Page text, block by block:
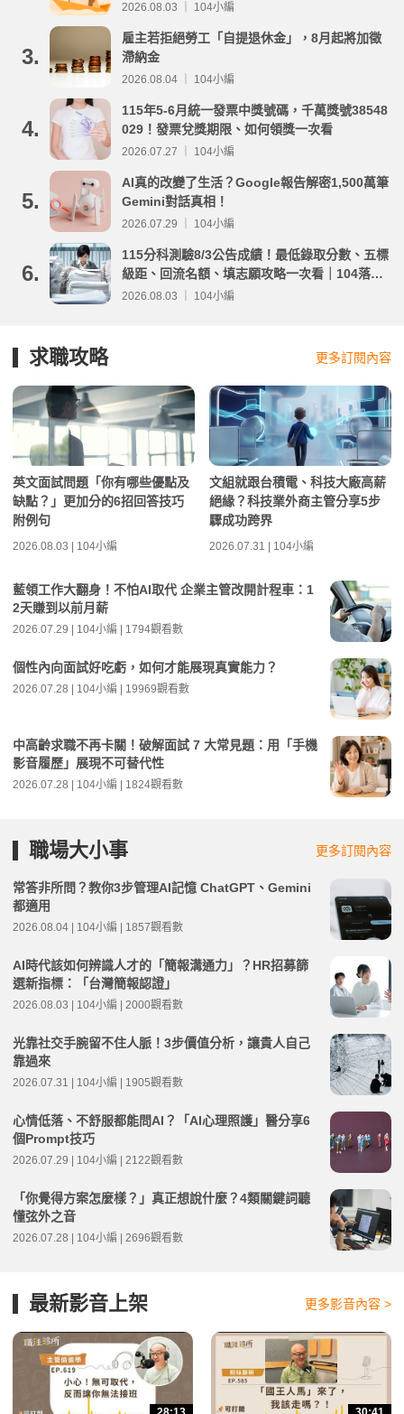
2026.08.03 ｜ 104小編
3.
雇主若拒絕勞工「自提退休金」，8月起將加徵
滯納金
2026.08.04 ｜ 104小編
4.
115年5-6月統一發票中獎號碼，千萬獎號38548
029！發票兌獎期限、如何領獎一次看
2026.07.27 ｜ 104小編
5.
AI真的改變了生活？Google報告解密1,500萬筆
Gemini對話真相！
2026.07.29 ｜ 104小編
6.
115分科測驗8/3公告成績！最低錄取分數、五標
級距、回流名額、填志願攻略一次看｜104落點
分析
2026.08.03 ｜ 104小編
求職攻略 更多訂閱內容
英文面試問題「你有哪些優點及
缺點？」更加分的6招回答技巧
附例句
2026.08.03 | 104小編
文組就跟台積電、科技大廠高薪
絕緣？科技業外商主管分享5步
驟成功跨界
2026.07.31 | 104小編
藍領工作大翻身！不怕AI取代 企業主管改開計程車：1
2天賺到以前月薪
2026.07.29 | 104小編 | 1794觀看數
個性內向面試好吃虧，如何才能展現真實能力？
2026.07.28 | 104小編 | 19969觀看數
中高齡求職不再卡關！破解面試 7 大常見題：用「手機
影音履歷」展現不可替代性
2026.07.28 | 104小編 | 1824觀看數
職場大小事 更多訂閱內容
常答非所問？教你3步管理AI記憶 ChatGPT、Gemini
都適用
2026.08.04 | 104小編 | 1857觀看數
AI時代該如何辨識人才的「簡報溝通力」？HR招募篩
選新指標：「台灣簡報認證」
2026.08.03 | 104小編 | 2000觀看數
光靠社交手腕留不住人脈！3步價值分析，讓貴人自己
靠過來
2026.07.31 | 104小編 | 1905觀看數
心情低落、不舒服都能問AI？「AI心理照護」醫分享6
個Prompt技巧
2026.07.29 | 104小編 | 2122觀看數
「你覺得方案怎麼樣？」真正想說什麼？4類關鍵詞聽
懂弦外之音
2026.07.28 | 104小編 | 2696觀看數
最新影音上架 更多影音內容 >